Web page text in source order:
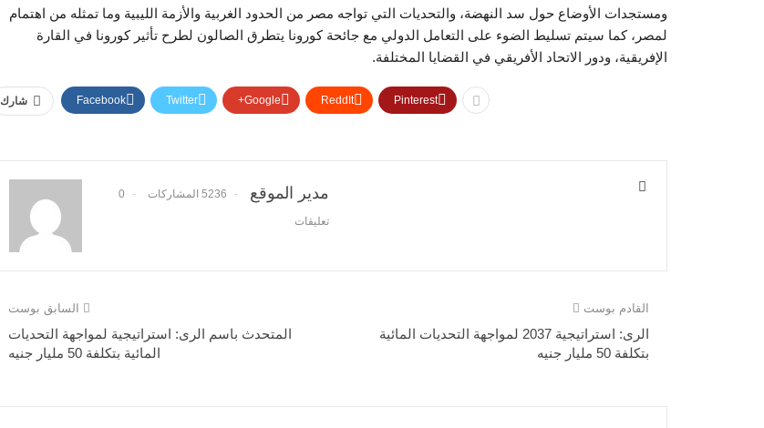
ومستجدات الأوضاع حول سد النهضة، والتحديات التي تواجه مصر من الحدود الغربية والأزمة الليبية وما تمثله من اهتمام
لمصر، كما سيتم تسليط الضوء على التعامل الدولي مع جائحة كورونا يتطرق الصالون لطرح تأثير كورونا في القارة
الإفريقية، ودور الاتحاد الأفريقي في القضايا المختلفة.
شارك Facebook Twitter Google+ ReddIt Pinterest
مدير الموقع 5236 المشاركات 0
تعليقات
السابق بوست
المتحدث باسم الرى: استراتيجية لمواجهة التحديات
المائية بتكلفة 50 مليار جنيه
القادم بوست
الرى: استراتيجية 2037 لمواجهة التحديات المائية
بتكلفة 50 مليار جنيه